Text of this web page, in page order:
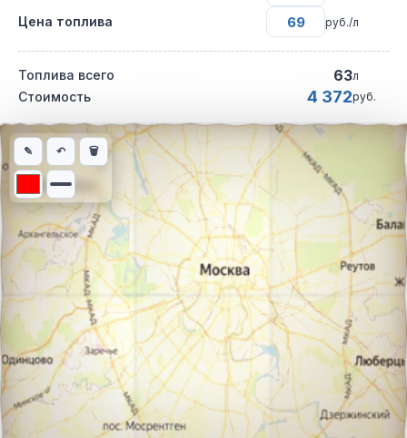
Цена топлива руб./л
Топлива всего 63л
Стоимость 4 372руб.
Интерактивная карта автомобильного маршрута из города
✎ ↶ 🗑